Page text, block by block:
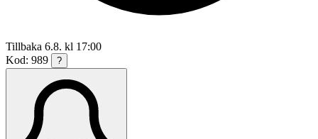
Tillbaka 6.8. kl 17:00
Kod: 989
?